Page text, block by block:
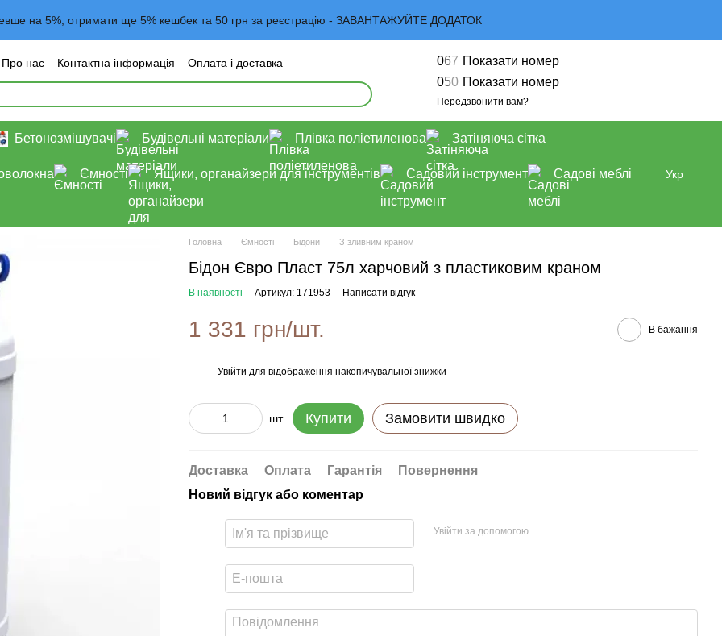
на 5%, отримати ще 5% кешбек та 50 грн за реєстрацію - ЗАВАНТАЖУЙТЕ ДОДАТОК
Про нас Контактна інформація
Оплата і доставка
користувача
Договор оферта Блог
067 Показати номер
050 Показати номер
Передзвонити вам?
Бетонозмішувачі Будівельні матеріали Плівка поліетиленова Затіняюча сітка
Ємності Ящики, органайзери для інструментів Садовий інструмент Садові меблі Укр
Головна Ємності Бідони З зливним краном
Бідон Євро Пласт 75л харчовий з пластиковим краном
В наявності Артикул: 171953 Написати відгук
1 331 грн/шт. В бажання
Увійти для відображення накопичувальної знижки
шт. Купити Замовити швидко
Доставка Оплата Гарантія
Повернення
Новий відгук або коментар
Увійти за допомогою